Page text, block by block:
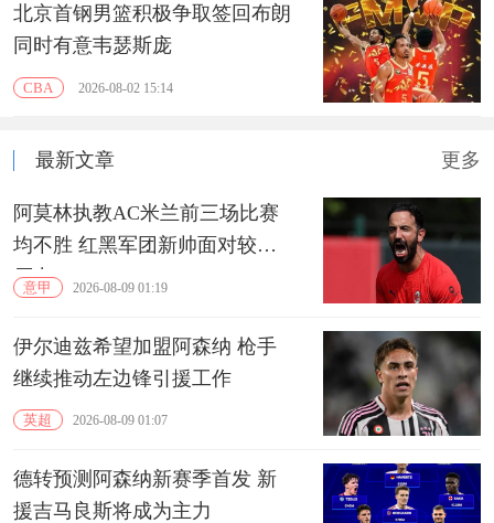
北京首钢男篮积极争取签回布朗
同时有意韦瑟斯庞
CBA 2026-08-02 15:14
最新文章 更多
阿莫林执教AC米兰前三场比赛
均不胜 红黑军团新帅面对较大
压力
意甲 2026-08-09 01:19
伊尔迪兹希望加盟阿森纳 枪手
继续推动左边锋引援工作
英超 2026-08-09 01:07
德转预测阿森纳新赛季首发 新
援吉马良斯将成为主力